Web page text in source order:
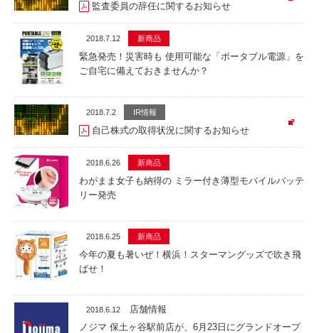
監査委員の辞任に関するお知らせ
2018.7.12 新商品
緊急発売！災害時も 使用可能な「ポータブル電源」を
ご自宅に備えておきませんか？
2018.7.2 IR情報
自己株式の取得状況に関するお知らせ
2018.6.26 新商品
わがまま女子も納得の ミラー付き薄型モバイルバッテ
リー発売
2018.6.25 新商品
今年の夏も暑いぜ！横浜！スターマングッズで吹き飛
ばせ！
2018.6.12
店舗情報
ノジマ 保土ヶ谷駅前店が、6月23日にグランドオープ